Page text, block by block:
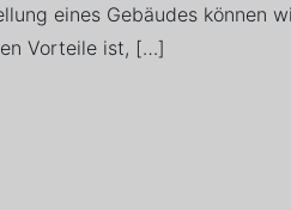
eines Gebäudes können
Vorteile ist, […]